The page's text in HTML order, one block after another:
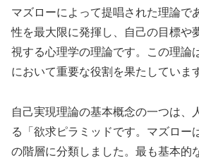
マズローによって提唱された理論で
性を最大限に発揮し、自己の目標や
視する心理学の理論です。この理論
において重要な役割を果たしていま
自己実現理論の基本概念の一つは、
る「欲求ピラミッドです。マズロー
の階層に分類しました。最も基本的